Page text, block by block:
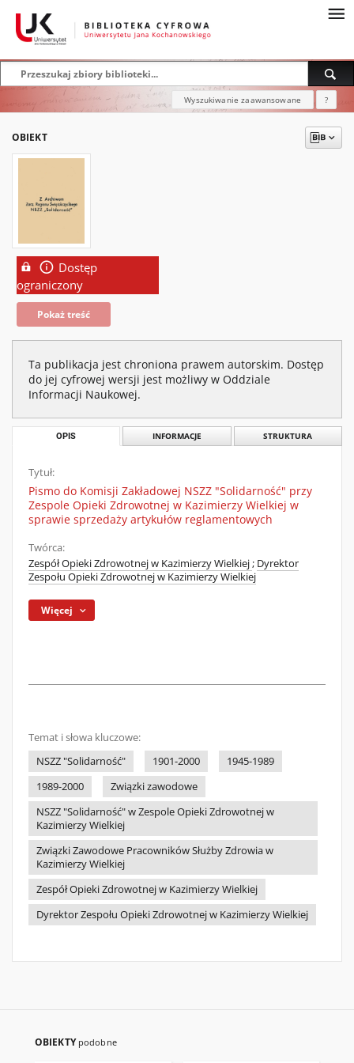
Wyszukiwanie zaawansowane ?
OBIEKT
Dostęp
ograniczony
Pokaż treść
Ta publikacja jest chroniona prawem autorskim. Dostęp
do jej cyfrowej wersji jest możliwy w Oddziale
Informacji Naukowej.
OPIS INFORMACJE STRUKTURA
Tytuł:
Pismo do Komisji Zakładowej NSZZ "Solidarność" przy
Zespole Opieki Zdrowotnej w Kazimierzy Wielkiej w
sprawie sprzedaży artykułów reglamentowych
Twórca:
Zespół Opieki Zdrowotnej w Kazimierzy Wielkiej; Dyrektor
Zespołu Opieki Zdrowotnej w Kazimierzy Wielkiej
Więcej
Temat i słowa kluczowe:
NSZZ "Solidarność"
1901-2000
1945-1989
1989-2000
Związki zawodowe
NSZZ "Solidarność" w Zespole Opieki Zdrowotnej w
Kazimierzy Wielkiej
Związki Zawodowe Pracowników Służby Zdrowia w
Kazimierzy Wielkiej
Zespół Opieki Zdrowotnej w Kazimierzy Wielkiej
Dyrektor Zespołu Opieki Zdrowotnej w Kazimierzy Wielkiej
OBIEKTY podobne